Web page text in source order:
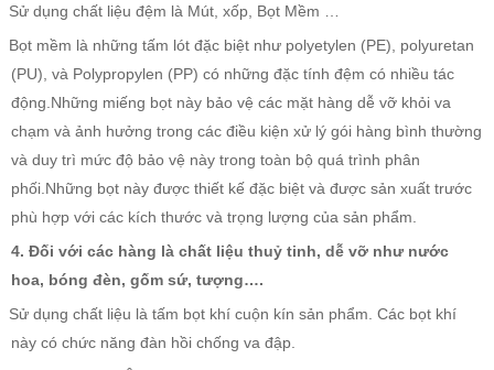
Sử dụng chất liệu đệm là Mút, xốp, Bọt Mềm …
Bọt mềm là những tấm lót đặc biệt như polyetylen (PE), polyuretan
(PU), và Polypropylen (PP) có những đặc tính đệm có nhiều tác
động.Những miếng bọt này bảo vệ các mặt hàng dễ vỡ khỏi va
chạm và ảnh hưởng trong các điều kiện xử lý gói hàng bình thường
và duy trì mức độ bảo vệ này trong toàn bộ quá trình phân
phối.Những bọt này được thiết kế đặc biệt và được sản xuất trước
phù hợp với các kích thước và trọng lượng của sản phẩm.
4. Đối với các hàng là chất liệu thuỷ tinh, dễ vỡ như nước
hoa, bóng đèn, gốm sứ, tượng….
Sử dụng chất liệu là tấm bọt khí cuộn kín sản phẩm. Các bọt khí
này có chức năng đàn hồi chống va đập.